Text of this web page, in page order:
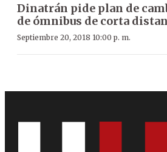
Dinatrán pide plan de
de ómnibus de corta
Septiembre 20, 2018 10:00 p. m.